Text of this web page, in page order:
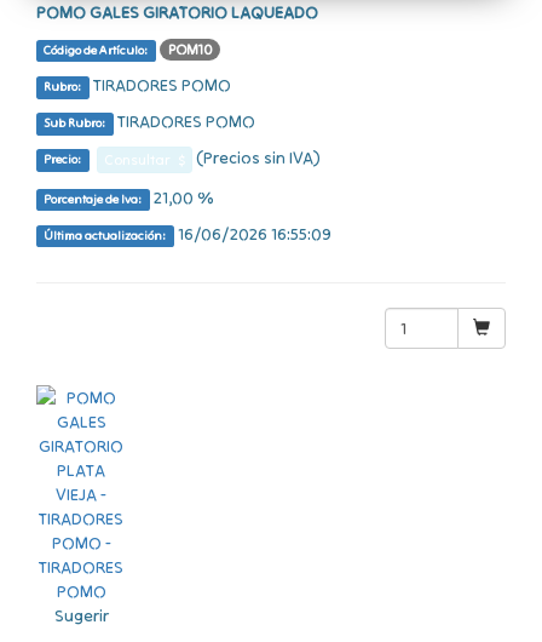
POMO GALES GIRATORIO LAQUEADO
Código de Artículo: POM10
Rubro: TIRADORES POMO
Sub Rubro: TIRADORES POMO
Precio: Consultar $ (Precios sin IVA)
Porcentaje de Iva: 21,00 %
Última actualización: 16/06/2026 16:55:09
Sugerir